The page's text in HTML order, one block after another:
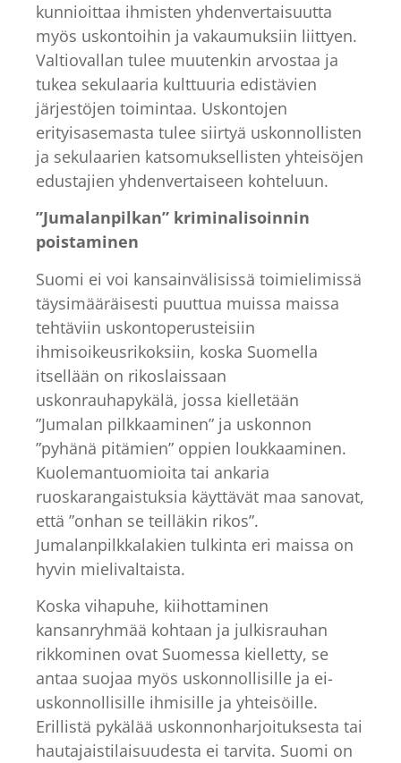
kunnioittaa ihmisten yhdenvertaisuutta
myös uskontoihin ja vakaumuksiin liittyen.
Valtiovallan tulee muutenkin arvostaa ja
tukea sekulaaria kulttuuria edistävien
järjestöjen toimintaa. Uskontojen
erityisasemasta tulee siirtyä uskonnollisten
ja sekulaarien katsomuksellisten yhteisöjen
edustajien yhdenvertaiseen kohteluun.
”Jumalanpilkan” kriminalisoinnin
poistaminen
Suomi ei voi kansainvälisissä toimielimissä
täysimääräisesti puuttua muissa maissa
tehtäviin uskontoperusteisiin
ihmisoikeusrikoksiin, koska Suomella
itsellään on rikoslaissaan
uskonrauhapykälä, jossa kielletään
”Jumalan pilkkaaminen” ja uskonnon
”pyhänä pitämien” oppien loukkaaminen.
Kuolemantuomioita tai ankaria
ruoskarangaistuksia käyttävät maa sanovat,
että ”onhan se teilläkin rikos”.
Jumalanpilkkalakien tulkinta eri maissa on
hyvin mielivaltaista.
Koska vihapuhe, kiihottaminen
kansanryhmää kohtaan ja julkisrauhan
rikkominen ovat Suomessa kielletty, se
antaa suojaa myös uskonnollisille ja ei-
uskonnollisille ihmisille ja yhteisöille.
Erillistä pykälää uskonnonharjoituksesta tai
hautajaistilaisuudesta ei tarvita. Suomi on